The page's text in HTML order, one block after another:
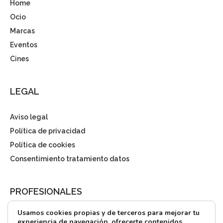
Home
Ocio
Marcas
Eventos
Cines
LEGAL
Aviso legal
Política de privacidad
Política de cookies
Consentimiento tratamiento datos
PROFESIONALES
¿Quieres alquilar?
Usamos cookies propias y de terceros para mejorar tu